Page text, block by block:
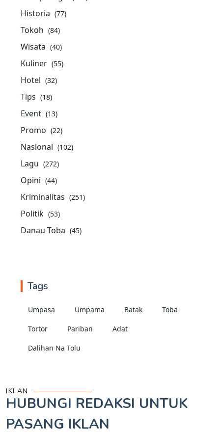
Historia (77)
Tokoh (84)
Wisata (40)
Kuliner (55)
Hotel (32)
Tips (18)
Event (13)
Promo (22)
Nasional (102)
Lagu (272)
Opini (44)
Kriminalitas (251)
Politik (53)
Danau Toba (45)
Tags
Umpasa Umpama Batak Toba
Tortor Pariban Adat
Dalihan Na Tolu
IKLAN
HUBUNGI REDAKSI UNTUK
PASANG IKLAN